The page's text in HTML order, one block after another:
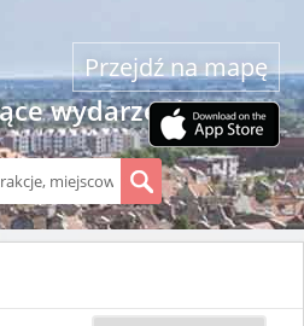
wydarzenia
Przejdź na mapę